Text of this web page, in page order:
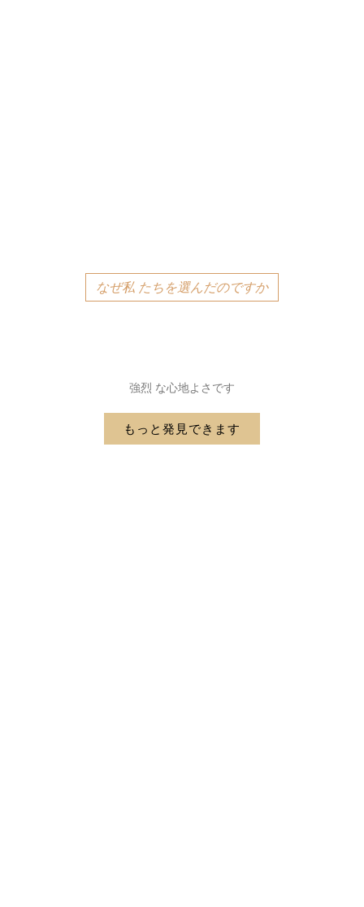
なぜ私 たちを選んだのですか
強烈 な心地よさです
もっと発見できます